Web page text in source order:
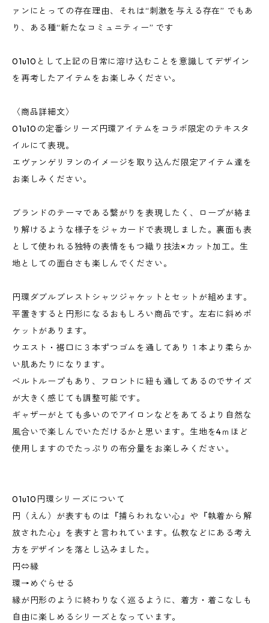
ァンにとっての存在理由、それは“刺激を与える存在” でもあ
り、ある種“新たなコミュニティー” です
01u10として上記の日常に溶け込むことを意識してデザイン
を再考したアイテムをお楽しみください。
〈商品詳細文〉
01u10の定番シリーズ円環アイテムをコラボ限定のテキスタ
イルにて表現。
エヴァンゲリヲンのイメージを取り込んだ限定アイテム達を
お楽しみください。
ブランドのテーマである繋がりを表現したく、ロープが絡ま
り解けるような様子をジャカードで表現しました。裏面も表
として使われる独特の表情をもつ織り技法×カット加工。生
地としての面白さも楽しんでください。
円環ダブルブレストシャツジャケットとセットが組めます。
平置きすると円形になるおもしろい商品です。左右に斜めポ
ケットがあります。
ウエスト・裾口に３本ずつゴムを通してあり１本より柔らか
い肌あたりになります。
ベルトループもあり、フロントに紐も通してあるのでサイズ
が大きく感じても調整可能です。
ギャザーがとても多いのでアイロンなどをあてるより自然な
風合いで楽しんでいただけるかと思います。生地を4ｍほど
使用しますのでたっぷりの布分量をお楽しみください。
01u10円環シリーズについて
円（えん）が表すものは『捕らわれない心』や『執着から解
放された心』を表すと言われています。仏教などにある考え
方をデザインを落とし込みました。
円⇔縁
環→めぐらせる
縁が円形のように終わりなく巡るように、着方・着こなしも
自由に楽しめるシリーズとなっています。